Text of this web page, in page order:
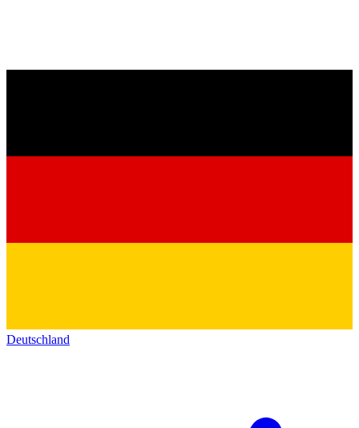
Deutschland